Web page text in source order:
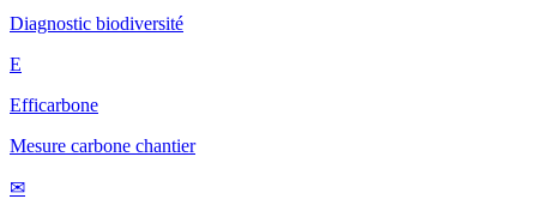
Diagnostic biodiversité
E
Efficarbone
Mesure carbone chantier
✉